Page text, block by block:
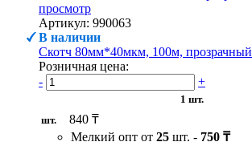
просмотр
Артикул: 990063
В наличии
Скотч 80мм*40мкм, 100м, прозрачный
Розничная цена:
-
+
1 шт.
шт.
840 ₸
Мелкий опт от 25 шт. - 750 ₸